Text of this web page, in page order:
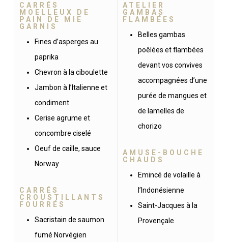
CARRÉS
MOELLEUX DE
PAIN DE MIE
GARNIS
Fines d’asperges au
paprika
Chevron à la ciboulette
Jambon à l’Italienne et
condiment
Cerise agrume et
concombre ciselé
Oeuf de caille, sauce
Norway
CARRÉS
CROUSTILLANTS
FOURRÉS
Sacristain de saumon
fumé Norvégien
ATELIER
GAMBAS
FLAMBÉES
Belles gambas
poêlées et flambées
devant vos convives
accompagnées d’une
purée de mangues et
de lamelles de
chorizo
AMUSE-BOUCHE
CHAUDS
Emincé de volaille à
l’Indonésienne
Saint-Jacques à la
Provençale